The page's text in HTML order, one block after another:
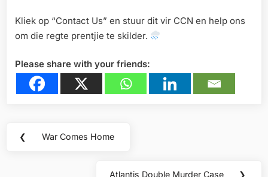
Kliek op “Contact Us” en stuur dit vir CCN en help ons
om die regte prentjie te skilder.
Please share with your friends:
Post
❮
Previous
War Comes Home
Atlantis Double Murder Case ❯